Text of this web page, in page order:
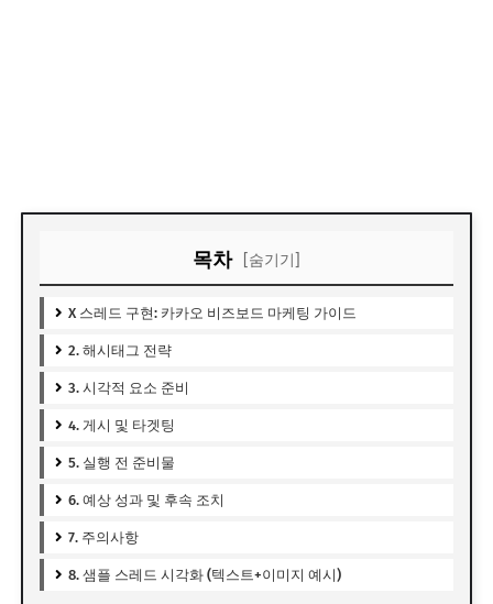
목차 [숨기기]
X 스레드 구현: 카카오 비즈보드 마케팅 가이드
2. 해시태그 전략
3. 시각적 요소 준비
4. 게시 및 타겟팅
5. 실행 전 준비물
6. 예상 성과 및 후속 조치
7. 주의사항
8. 샘플 스레드 시각화 (텍스트+이미지 예시)